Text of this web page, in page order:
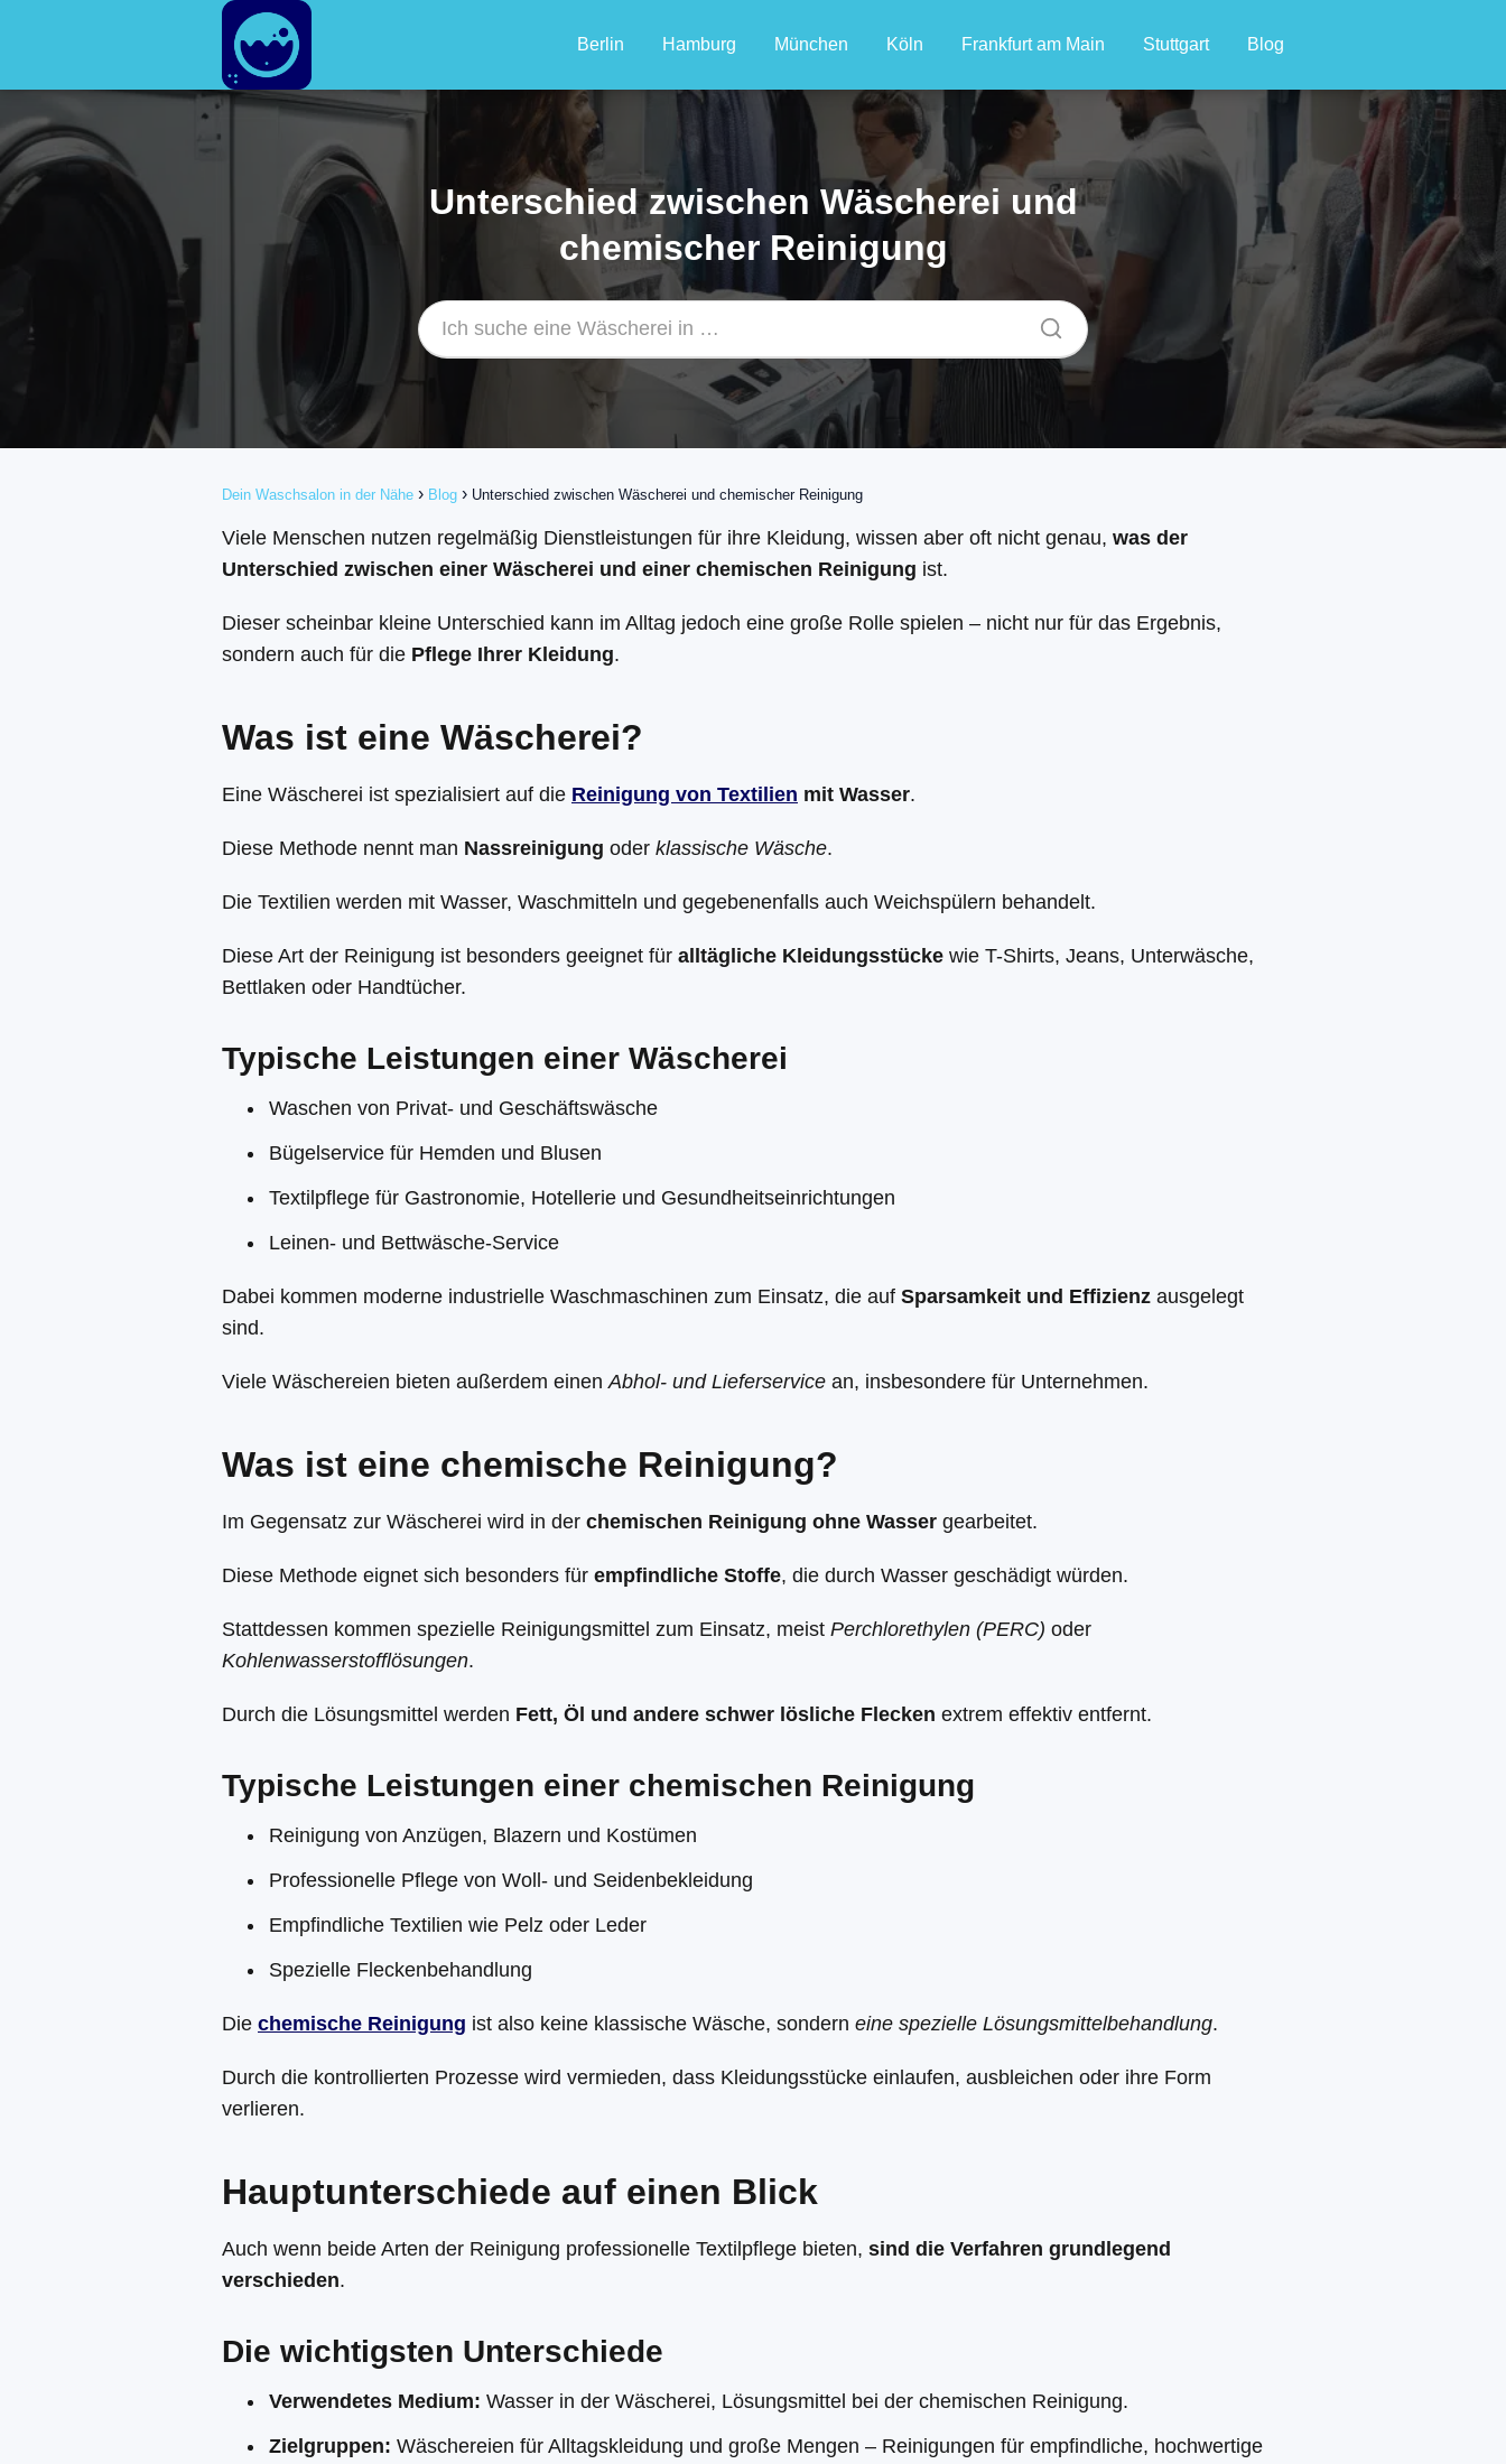
Berlin Hamburg München Köln Frankfurt am Main Stuttgart Blog
Unterschied zwischen Wäscherei und
chemischer Reinigung
Dein Waschsalon in der Nähe Blog Unterschied zwischen Wäscherei und chemischer Reinigung
Viele Menschen nutzen regelmäßig Dienstleistungen für ihre Kleidung, wissen aber oft nicht genau, was der
Unterschied zwischen einer Wäscherei und einer chemischen Reinigung ist.
Dieser scheinbar kleine Unterschied kann im Alltag jedoch eine große Rolle spielen – nicht nur für das Ergebnis,
sondern auch für die Pflege Ihrer Kleidung.
Was ist eine Wäscherei?
Eine Wäscherei ist spezialisiert auf die Reinigung von Textilien mit Wasser.
Diese Methode nennt man Nassreinigung oder klassische Wäsche.
Die Textilien werden mit Wasser, Waschmitteln und gegebenenfalls auch Weichspülern behandelt.
Diese Art der Reinigung ist besonders geeignet für alltägliche Kleidungsstücke wie T-Shirts, Jeans, Unterwäsche,
Bettlaken oder Handtücher.
Typische Leistungen einer Wäscherei
Waschen von Privat- und Geschäftswäsche
Bügelservice für Hemden und Blusen
Textilpflege für Gastronomie, Hotellerie und Gesundheitseinrichtungen
Leinen- und Bettwäsche-Service
Dabei kommen moderne industrielle Waschmaschinen zum Einsatz, die auf Sparsamkeit und Effizienz ausgelegt
sind.
Viele Wäschereien bieten außerdem einenAbhol- und Lieferservice an, insbesondere für Unternehmen.
Was ist eine chemische Reinigung?
Im Gegensatz zur Wäscherei wird in der chemischen Reinigung ohne Wasser gearbeitet.
Diese Methode eignet sich besonders für empfindliche Stoffe, die durch Wasser geschädigt würden.
Stattdessen kommen spezielle Reinigungsmittel zum Einsatz, meist Perchlorethylen (PERC) oder
Kohlenwasserstofflösungen.
Durch die Lösungsmittel werden Fett, Öl und andere schwer lösliche Flecken extrem effektiv entfernt.
Typische Leistungen einer chemischen Reinigung
Reinigung von Anzügen, Blazern und Kostümen
Professionelle Pflege von Woll- und Seidenbekleidung
Empfindliche Textilien wie Pelz oder Leder
Spezielle Fleckenbehandlung
Die chemische Reinigung ist also keine klassische Wäsche, sondern eine spezielle Lösungsmittelbehandlung.
Durch die kontrollierten Prozesse wird vermieden, dass Kleidungsstücke einlaufen, ausbleichen oder ihre Form
verlieren.
Hauptunterschiede auf einen Blick
Auch wenn beide Arten der Reinigung professionelle Textilpflege bieten, sind die Verfahren grundlegend
verschieden.
Die wichtigsten Unterschiede
Verwendetes Medium: Wasser in der Wäscherei, Lösungsmittel bei der chemischen Reinigung.
Zielgruppen: Wäschereien für Alltagskleidung und große Mengen – Reinigungen für empfindliche, hochwertige